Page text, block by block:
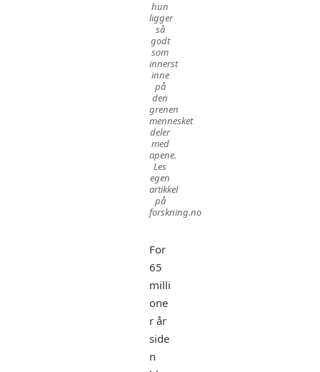
hun
ligger
så
godt
som
innerst
inne
på
den
grenen
mennesket
deler
med
apene.
Les
egen
artikkel
på
forskning.no
For
65
milli
one
r år
side
n